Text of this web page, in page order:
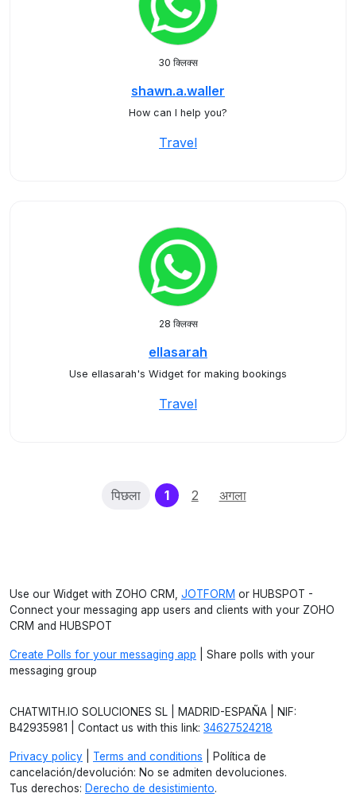
30 क्लिक्स
shawn.a.waller
How can I help you?
Travel
28 क्लिक्स
ellasarah
Use ellasarah's Widget for making bookings
Travel
पिछला 1(current)
2 अगला
Use our Widget with ZOHO CRM, JOTFORM or HUBSPOT -
Connect your messaging app users and clients with your ZOHO
CRM and HUBSPOT
Create Polls for your messaging app | Share polls with your
messaging group
CHATWITH.IO SOLUCIONES SL | MADRID-ESPAÑA | NIF:
B42935981 | Contact us with this link: 34627524218
Privacy policy Terms and conditions | Política de
cancelación/devolución: No se admiten devoluciones.
Tus derechos: Derecho de desistimiento.